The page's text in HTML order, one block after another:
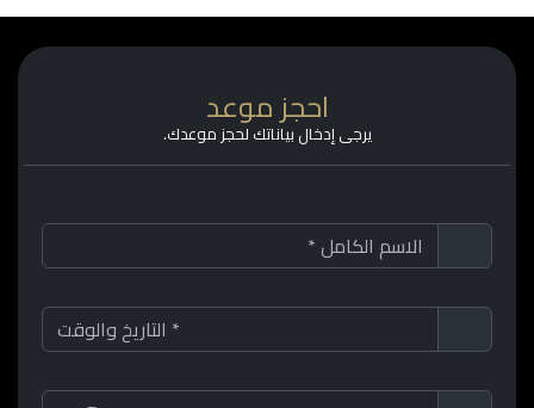
احجز موعد
يرجى إدخال بياناتك لحجز موعدك.